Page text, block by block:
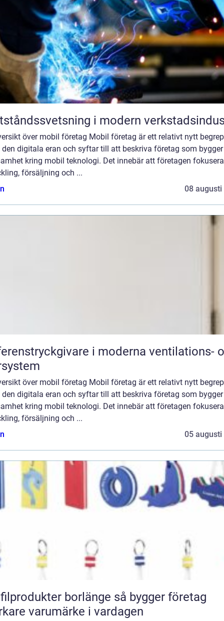
i modern
över mobil företag Mobil företag är ett relativt nytt
digitala eran och syftar till att beskriva företag som
kring mobil teknologi. Det innebär att företagen
försäljning och ...
08 augusti
i moderna ventilations-
över mobil företag Mobil företag är ett relativt nytt
digitala eran och syftar till att beskriva företag som
kring mobil teknologi. Det innebär att företagen
försäljning och ...
05 augusti
borlänge så bygger företag
varumärke i vardagen